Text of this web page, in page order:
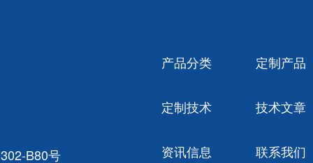
B80号
产品分类 定制产品
定制技术 技术文章
资讯信息 联系我们